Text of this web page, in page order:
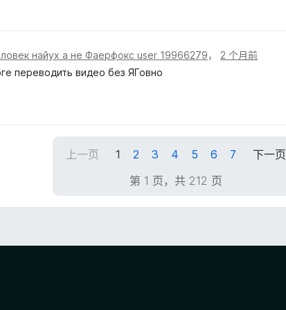
найух а не Фаерфокс user 19966279， 2 个月前
переводить видео без ЯГовно
上一页 1 2 3 4 5 6 7
下一页
第 1 页，共 212 页